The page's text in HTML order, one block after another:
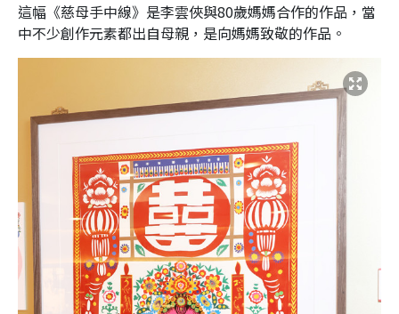
這幅《慈母手中線》是李雲俠與80歲媽媽合作的作品，當
中不少創作元素都出自母親，是向媽媽致敬的作品。